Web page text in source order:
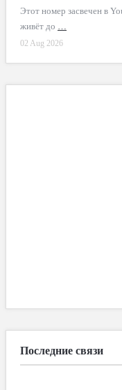
Этот номер засвечен в
живёт до …
02 Aug 2026
Последние связи